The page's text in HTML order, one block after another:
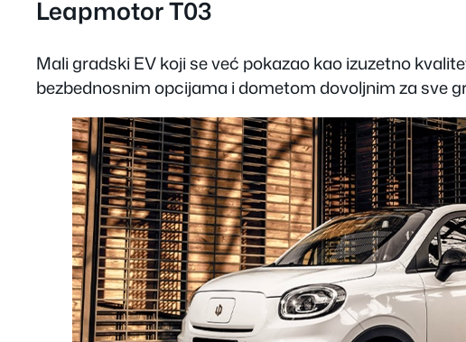
Leapmotor T03
Mali gradski EV koji se već pokazao kao izuzetno
bezbednosnim opcijama i dometom dovoljnim za sve